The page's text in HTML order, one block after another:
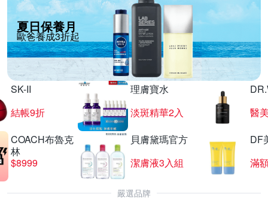
夏日保養月
歐爸養成3折起
SK-II
結帳9折
理膚寶水
淡斑精華2入
醫
COACH布魯克
林
$8999
貝膚黛瑪官方
潔膚液3入組
DF
滿
嚴選品牌